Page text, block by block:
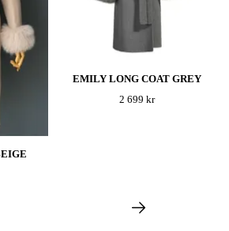
EMILY LONG COAT GREY
2 699 kr